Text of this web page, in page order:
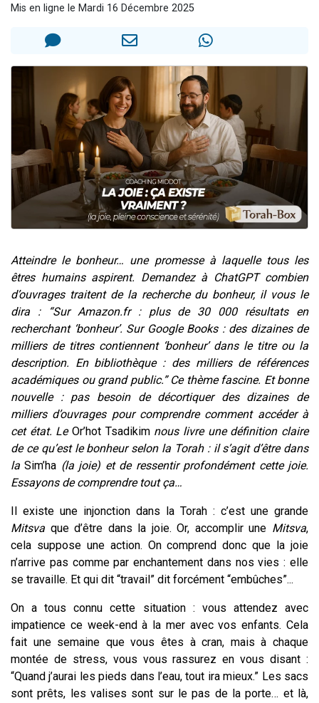
Eva vient de donner son Maasser
Eli vient de donner son Maasser
Mis en ligne le Mardi 16 Décembre 2025
Atteindre le bonheur… une promesse à laquelle tous les
êtres humains aspirent. Demandez à ChatGPT combien
d’ouvrages traitent de la recherche du bonheur, il vous le
dira : “Sur Amazon.fr : plus de 30 000 résultats en
recherchant ‘bonheur’. Sur Google Books : des dizaines de
milliers de titres contiennent ‘bonheur’ dans le titre ou la
description. En bibliothèque : des milliers de références
académiques ou grand public.” Ce thème fascine. Et bonne
nouvelle : pas besoin de décortiquer des dizaines de
milliers d’ouvrages pour comprendre comment accéder à
cet état. Le Or’hot Tsadikimnous livre une définition claire
de ce qu’est le bonheur selon la Torah : il s’agit d’être dans
laSim’ha (la joie) et de ressentir profondément cette joie.
Essayons de comprendre tout ça…
Il existe une injonction dans la Torah : c’est une grande
Mitsva que d’être dans la joie. Or, accomplir une Mitsva,
cela suppose une action. On comprend donc que la joie
n’arrive pas comme par enchantement dans nos vies : elle
se travaille. Et qui dit “travail” dit forcément “embûches”...
On a tous connu cette situation : vous attendez avec
impatience ce week-end à la mer avec vos enfants. Cela
fait une semaine que vous êtes à cran, mais à chaque
montée de stress, vous vous rassurez en vous disant :
“Quand j’aurai les pieds dans l’eau, tout ira mieux.” Les sacs
sont prêts, les valises sont sur le pas de la porte… et là,